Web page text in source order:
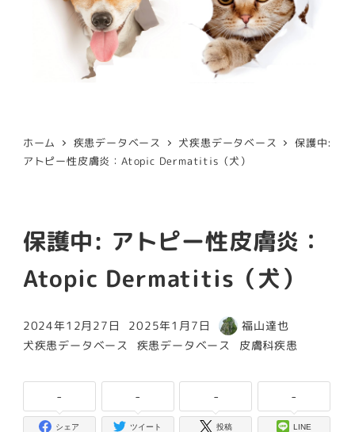
ホーム 疾患データベース 犬疾患データベース
保護中:
アトピー性皮膚炎：Atopic Dermatitis（犬）
保護中: アトピー性皮膚炎：
Atopic Dermatitis（犬）
投稿日
2024年12月27日
更新日
2025年1月7日
著
者
福山達也
カテゴリー
犬疾患データベース カテゴリー
疾患データベース カテゴリー
皮膚科疾患
-
シェア
-
ツイート
-
投稿
-
LINE